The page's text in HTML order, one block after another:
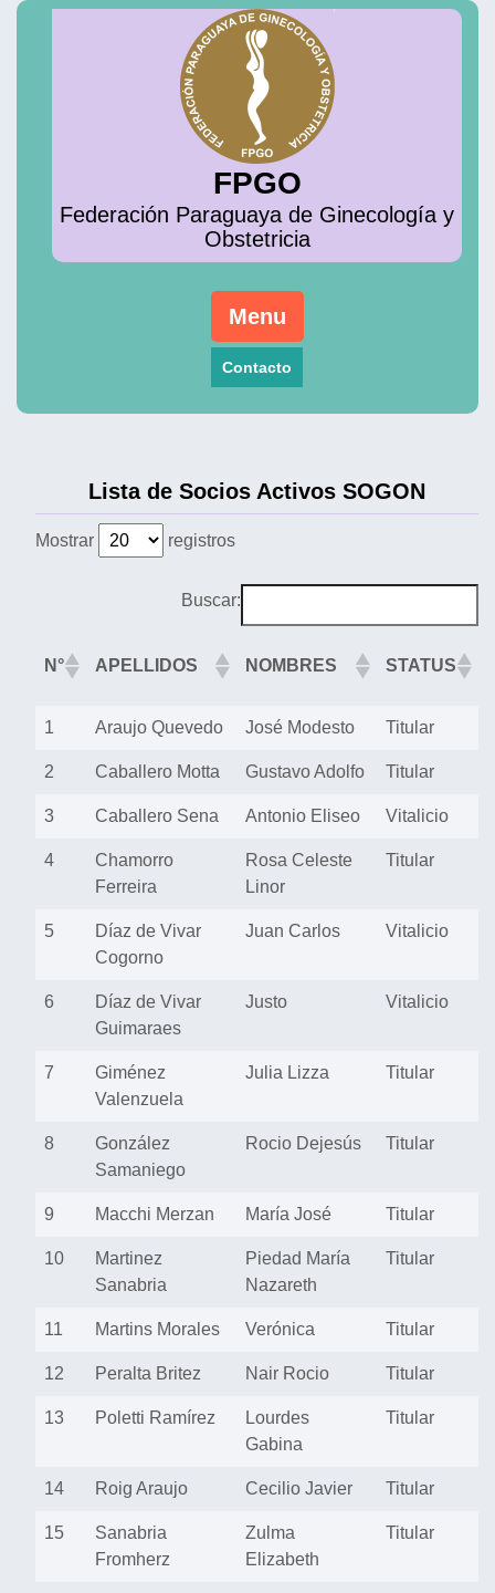
Skip
FPGO
Federación Paraguaya de Ginecología y
Obstetricia
Menu
Contacto
Lista de Socios Activos SOGON
Mostrar registros
Buscar:
N° APELLIDOS NOMBRES STATUS
1 Araujo Quevedo José Modesto Titular
2 Caballero Motta Gustavo Adolfo Titular
3 Caballero Sena Antonio Eliseo Vitalicio
4
Chamorro
Ferreira
Rosa Celeste
Linor
Titular
5
Díaz de Vivar
Cogorno
Juan Carlos Vitalicio
6
Díaz de Vivar
Guimaraes
Justo Vitalicio
7
Giménez
Valenzuela
Julia Lizza Titular
8
González
Samaniego
Rocio Dejesús Titular
9 Macchi Merzan María José Titular
10
Martinez
Sanabria
Piedad María
Nazareth
Titular
11 Martins Morales Verónica Titular
12 Peralta Britez Nair Rocio Titular
13 Poletti Ramírez
Lourdes
Gabina
Titular
14 Roig Araujo Cecilio Javier Titular
15
Sanabria
Fromherz
Zulma
Elizabeth
Titular